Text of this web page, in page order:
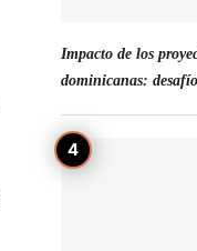
Impacto de los
dominicanas: